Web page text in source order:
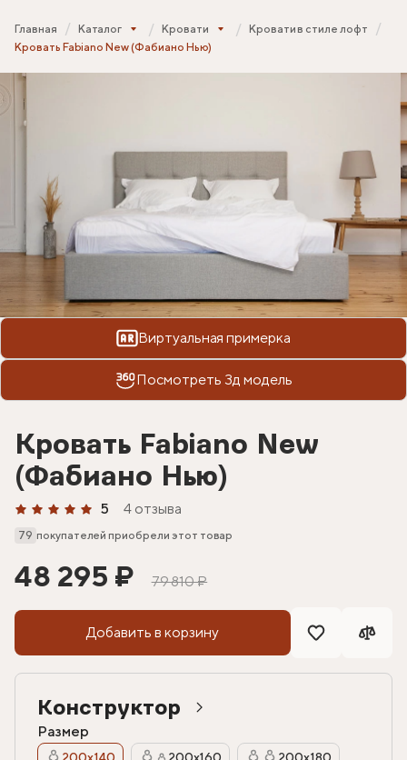
Главная Каталог Кровати
Кровати в стиле лофт
Кровать Fabiano New (Фабиано Нью)
Виртуальная примерка
Посмотреть 3д модель
Кровать Fabiano New
(Фабиано Нью)
5 4 отзыва
79 покупателей приобрели этот товар
48 295 ₽ 79 810 ₽
Добавить в корзину
Конструктор
Размер